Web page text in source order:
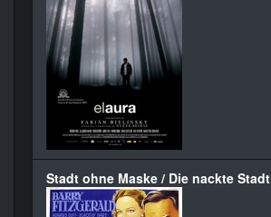
Stadt ohne Maske / Die nackte Stadt